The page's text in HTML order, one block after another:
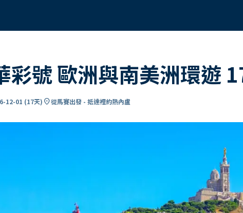
彩號 歐洲與南美洲環遊
12-01 (17天) location_on從馬賽出發 - 抵達裡約熱內盧